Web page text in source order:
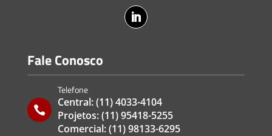
Fale Conosco

Telefone
Central:(11) 4033-4104
Projetos:(11) 95418-5255
Comercial:(11) 98133-6295